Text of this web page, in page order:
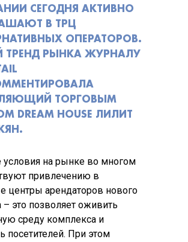
СЕГОДНЯ АКТИВНО
В ТРЦ
ОПЕРАТОРОВ.
ТРЕНД РЫНКА ЖУРНАЛУ
ТОРГОВЫМ
DREAM HOUSE ЛИЛИТ
условия на рынке во многом
привлечению в
центры арендаторов нового
это позволяет оживить
среду комплекса и
посетителей. При этом